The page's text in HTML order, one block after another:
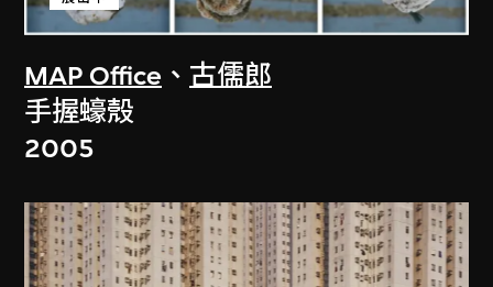
MAP Office 、 古儒郎
手握蠔殼
2005